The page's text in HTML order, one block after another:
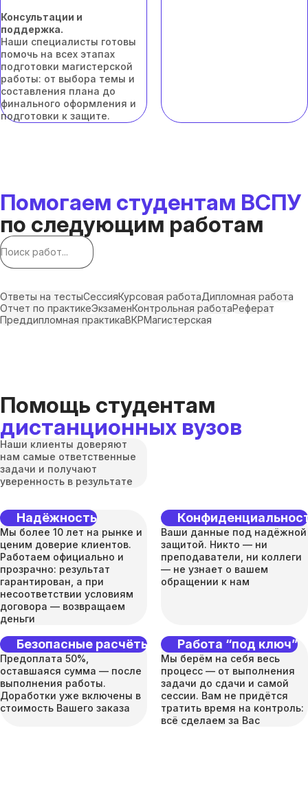
Консультации и
поддержка.
Наши специалисты готовы
помочь на всех этапах
подготовки магистерской
работы: от выбора темы и
составления плана до
финального оформления и
подготовки к защите.
Помогаем студентам ВСПУ
по следующим работам
Ответы на тестыСессияКурсовая работаДипломная работа
Отчет по практикеЭкзаменКонтрольная работаРеферат
Преддипломная практикаВКРМагистерская
Помощь студентам
дистанционных вузов
Наши клиенты доверяют
нам самые ответственные
задачи и получают
уверенность в результате
Надёжность
Мы более 10 лет на рынке и
ценим доверие клиентов.
Работаем официально и
прозрачно: результат
гарантирован, а при
несоответствии условиям
договора — возвращаем
деньги
Ваши данные под надёжной
защитой. Никто — ни
преподаватели, ни коллеги
— не узнает о вашем
обращении к нам
Безопасные расчёты
Предоплата 50%,
оставшаяся сумма — после
выполнения работы.
Доработки уже включены в
стоимость Вашего заказа
Работа “под ключ”
Мы берём на себя весь
процесс — от выполнения
задачи до сдачи и самой
сессии. Вам не придётся
тратить время на контроль:
всё сделаем за Вас